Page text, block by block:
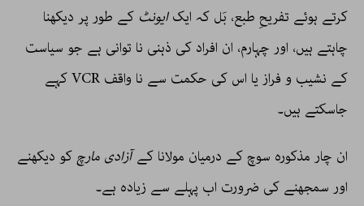
کرتے ہوئے تفریحِ طبع، بَل کہ ایکایونٹ کے طور پر دیکھنا
چاہتے ہیں، اور چہارم، ان افراد کی ذہنی نا توانی ہے جو سیاست
کے نشیب و فراز یا اس کی حکمت سے نا واقف VCR کہے
جاسکتے ہیں۔
ان چار مذکورہ سوچ کے درمیان مولانا کےآزادی مارچکو دیکھنے
اور سمجھنے کی ضرورت اب پہلے سے زیادہ ہے۔